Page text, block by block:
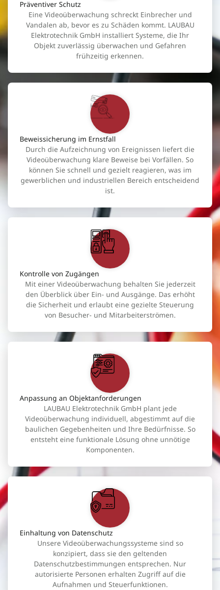
Präventiver Schutz
Eine Videoüberwachung schreckt Einbrecher und
Vandalen ab, bevor es zu Schäden kommt. LAUBAU
Elektrotechnik GmbH installiert Systeme, die Ihr
Objekt zuverlässig überwachen und Gefahren
frühzeitig erkennen.
Beweissicherung im Ernstfall
Durch die Aufzeichnung von Ereignissen liefert die
Videoüberwachung klare Beweise bei Vorfällen. So
können Sie schnell und gezielt reagieren, was im
gewerblichen und industriellen Bereich entscheidend
ist.
Kontrolle von Zugängen
Mit einer Videoüberwachung behalten Sie jederzeit
den Überblick über Ein- und Ausgänge. Das erhöht
die Sicherheit und erlaubt eine gezielte Steuerung
von Besucher- und Mitarbeiterströmen.
Anpassung an Objektanforderungen
LAUBAU Elektrotechnik GmbH plant jede
Videoüberwachung individuell, abgestimmt auf die
baulichen Gegebenheiten und Ihre Bedürfnisse. So
entsteht eine funktionale Lösung ohne unnötige
Komponenten.
Einhaltung von Datenschutz
Unsere Videoüberwachungssysteme sind so
konzipiert, dass sie den geltenden
Datenschutzbestimmungen entsprechen. Nur
autorisierte Personen erhalten Zugriff auf die
Aufnahmen und Steuerfunktionen.